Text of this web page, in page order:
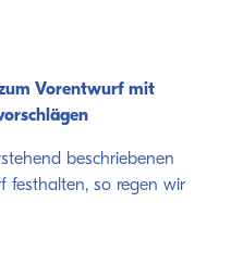
Vorentwurf mit
beschriebenen
festhalten, so regen wir